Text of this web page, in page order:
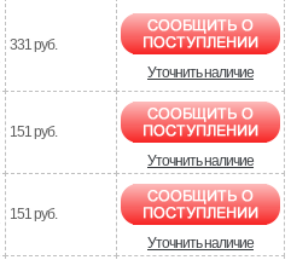
331 руб.
Уточнить наличие
151 руб.
Уточнить наличие
151 руб.
Уточнить наличие